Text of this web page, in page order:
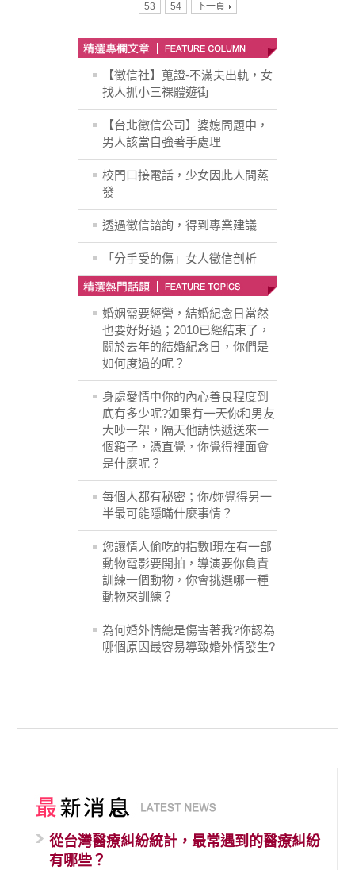
53 54 下一頁
【徵信社】蒐證-不滿夫出軌，女
找人抓小三裸體遊街
【台北徵信公司】婆媳問題中，
男人該當自強著手處理
校門口接電話，少女因此人間蒸
發
透過徵信諮詢，得到專業建議
「分手受的傷」女人徵信剖析
婚姻需要經營，結婚紀念日當然
也要好好過；2010已經結束了，
關於去年的結婚紀念日，你們是
如何度過的呢？
身處愛情中你的內心善良程度到
底有多少呢?如果有一天你和男友
大吵一架，隔天他請快遞送來一
個箱子，憑直覺，你覺得裡面會
是什麼呢？
每個人都有秘密；你/妳覺得另一
半最可能隱瞞什麼事情？
您讓情人偷吃的指數!現在有一部
動物電影要開拍，導演要你負責
訓練一個動物，你會挑選哪一種
動物來訓練？
為何婚外情總是傷害著我?你認為
哪個原因最容易導致婚外情發生?
從台灣醫療糾紛統計，最常遇到的醫療糾紛
有哪些？